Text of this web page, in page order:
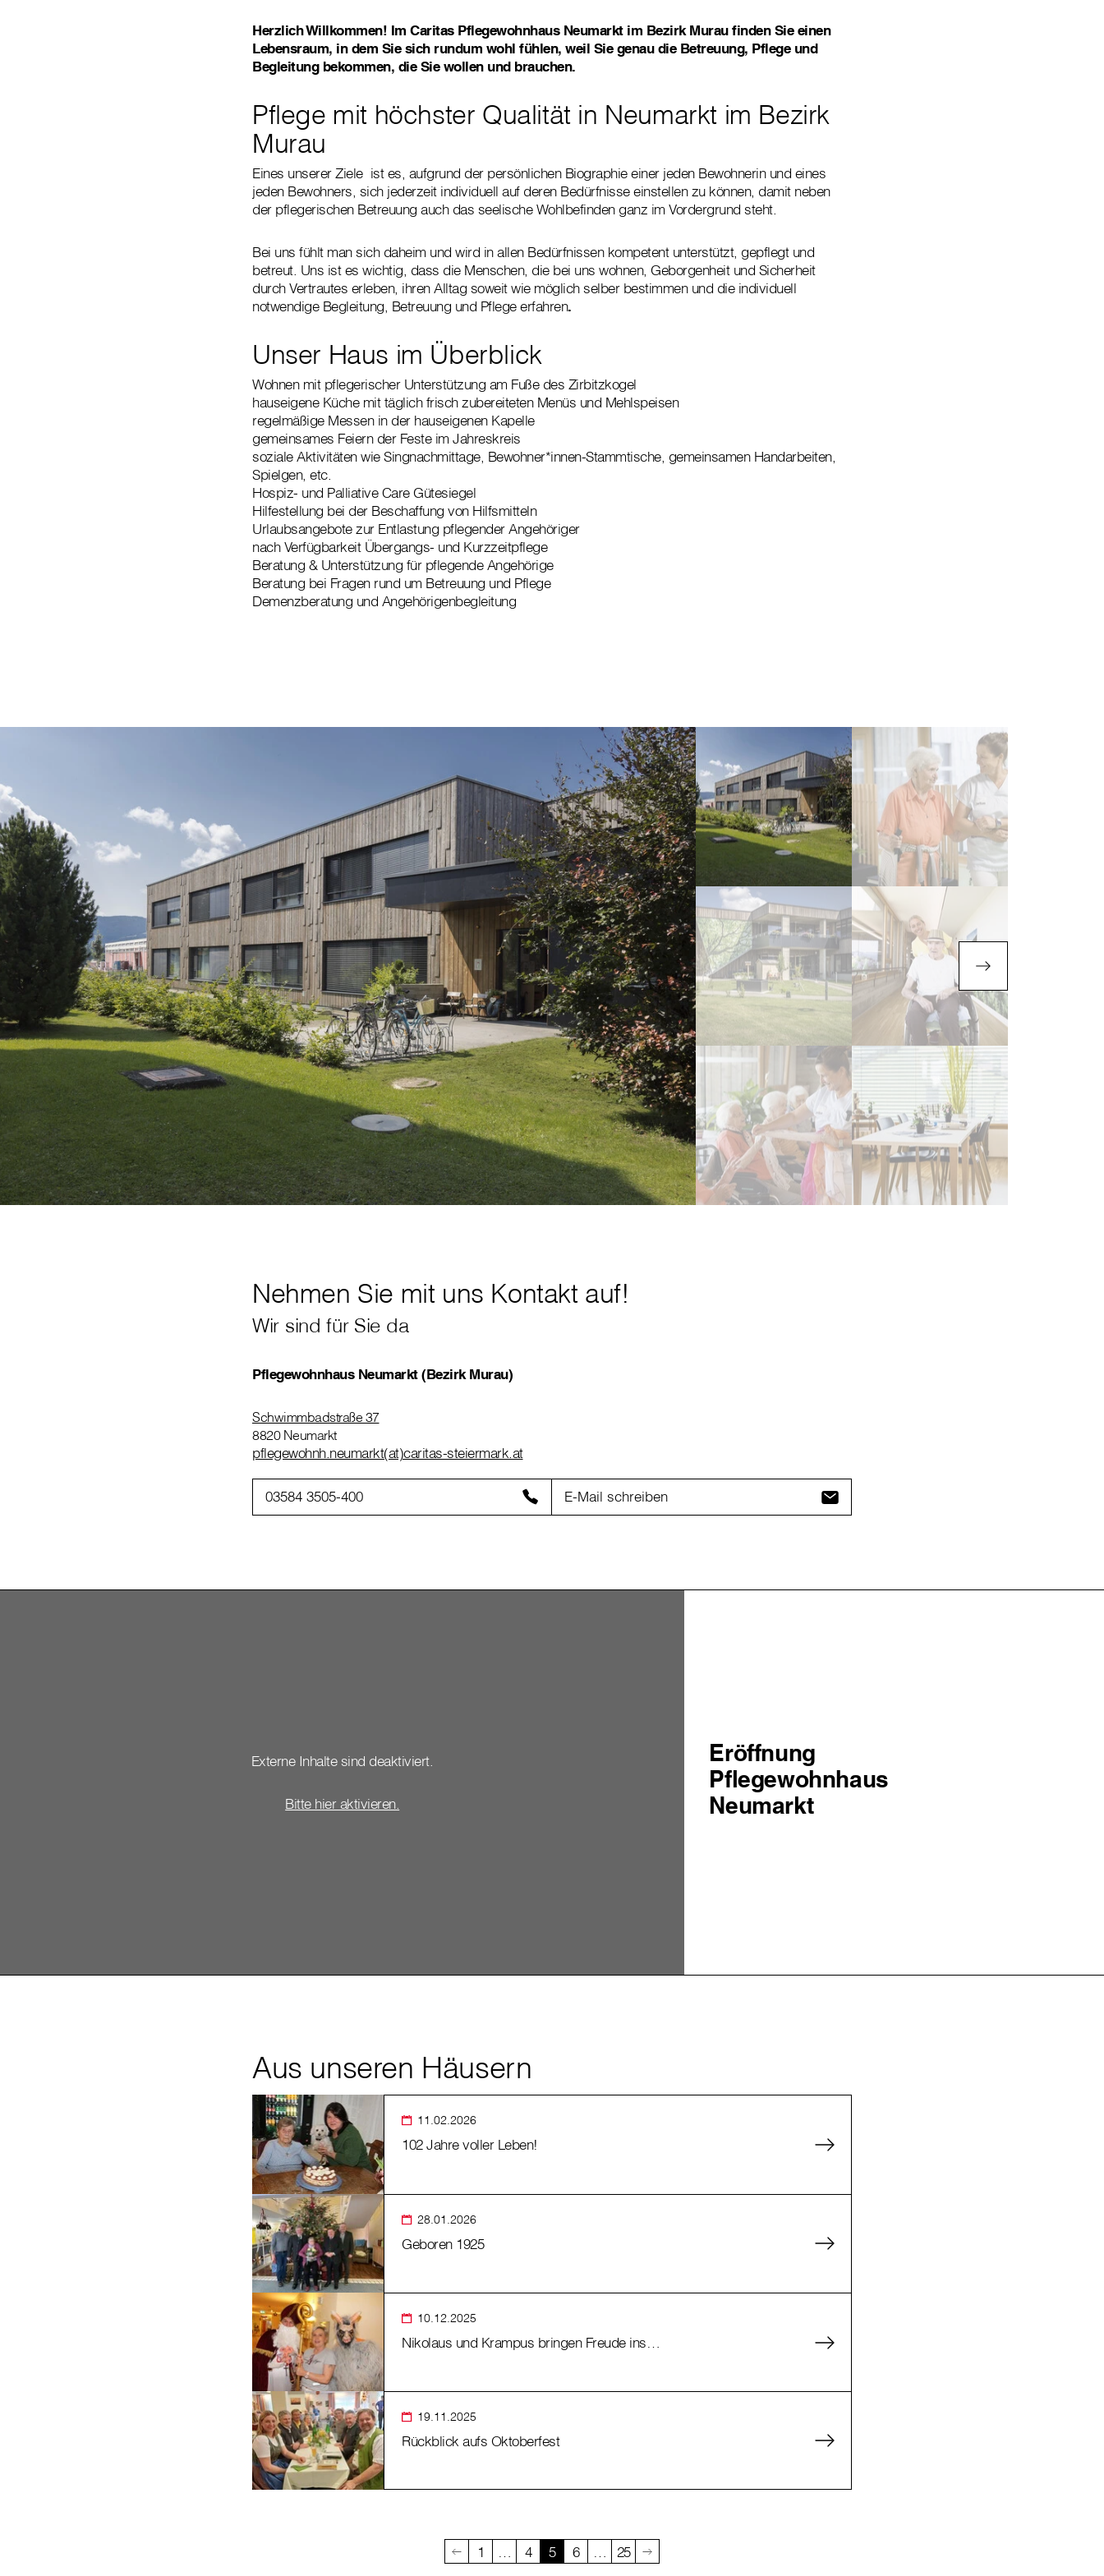
Herzlich Willkommen! Im Caritas Pflegewohnhaus Neumarkt im Bezirk Murau finden Sie einen
Lebensraum, in dem Sie sich rundum wohl fühlen, weil Sie genau die Betreuung, Pflege und
Begleitung bekommen, die Sie wollen und brauchen.
Pflege mit höchster Qualität in Neumarkt im Bezirk
Murau
Eines unserer Ziele ist es, aufgrund der persönlichen Biographie einer jeden Bewohnerin und eines
jeden Bewohners, sich jederzeit individuell auf deren Bedürfnisse einstellen zu können, damit neben
der pflegerischen Betreuung auch das seelische Wohlbefinden ganz im Vordergrund steht.
Bei uns fühlt man sich daheim und wird in allen Bedürfnissen kompetent unterstützt, gepflegt und
betreut. Uns ist es wichtig, dass die Menschen, die bei uns wohnen, Geborgenheit und Sicherheit
durch Vertrautes erleben, ihren Alltag soweit wie möglich selber bestimmen und die individuell
notwendige Begleitung, Betreuung und Pflege erfahren.
Unser Haus im Überblick
Wohnen mit pflegerischer Unterstützung am Fuße des Zirbitzkogel
hauseigene Küche mit täglich frisch zubereiteten Menüs und Mehlspeisen
regelmäßige Messen in der hauseigenen Kapelle
gemeinsames Feiern der Feste im Jahreskreis
soziale Aktivitäten wie Singnachmittage, Bewohner*innen-Stammtische, gemeinsamen Handarbeiten,
Spielgen, etc.
Hospiz- und Palliative Care Gütesiegel
Hilfestellung bei der Beschaffung von Hilfsmitteln
Urlaubsangebote zur Entlastung pflegender Angehöriger
nach Verfügbarkeit Übergangs- und Kurzzeitpflege
Beratung & Unterstützung für pflegende Angehörige
Beratung bei Fragen rund um Betreuung und Pflege
Demenzberatung und Angehörigenbegleitung
Nehmen Sie mit uns Kontakt auf!
Wir sind für Sie da
Pflegewohnhaus Neumarkt (Bezirk Murau)
Schwimmbadstraße 37
8820 Neumarkt
pflegewohnh.neumarkt(at)caritas-steiermark.at
03584 3505-400 E-Mail schreiben
Externe Inhalte sind deaktiviert.
Bitte hier aktivieren.
Eröffnung
Pflegewohnhaus
Neumarkt
Aus unseren Häusern
11.02.2026
102 Jahre voller Leben!
28.01.2026
Geboren 1925
10.12.2025
Nikolaus und Krampus bringen Freude ins…
19.11.2025
Rückblick aufs Oktoberfest
1 … 4 5 6 … 25